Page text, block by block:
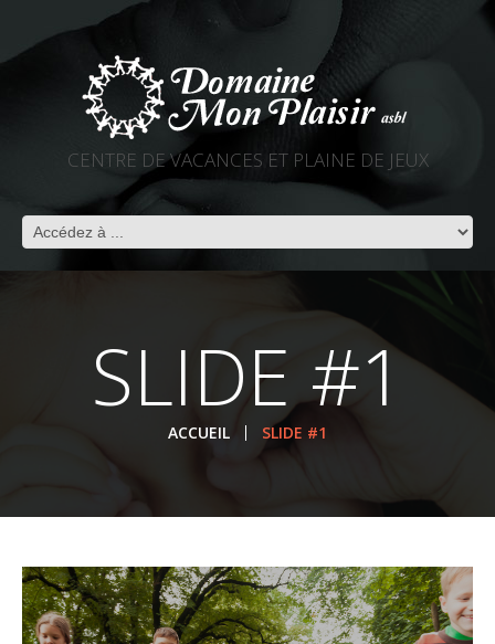
CENTRE DE VACANCES ET PLAINE DE JEUX
SLIDE #1
ACCUEIL SLIDE #1